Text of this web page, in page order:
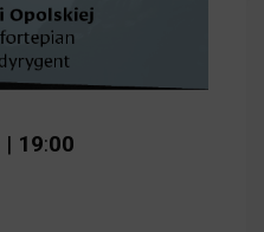
| 19:00